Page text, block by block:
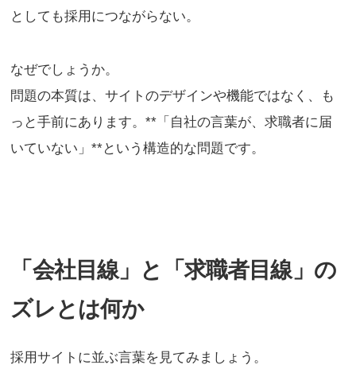
としても採用につながらない。
なぜでしょうか。
問題の本質は、サイトのデザインや機能ではなく、も
っと手前にあります。**「自社の言葉が、求職者に届
いていない」**という構造的な問題です。
「会社目線」と「求職者目線」の
ズレとは何か
採用サイトに並ぶ言葉を見てみましょう。